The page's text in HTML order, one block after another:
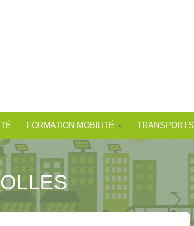
FORMATION MOBILITÉ TRANSPORTS